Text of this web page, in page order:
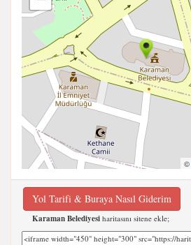
©
Yol Tarifi & Buraya Nasıl Giderim
Karaman Belediyesi haritasını sitene ekle;